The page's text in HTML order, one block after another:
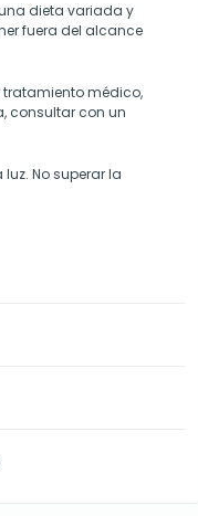
dieta variada y
fuera del alcance
tratamiento médico,
consultar con un
No superar la